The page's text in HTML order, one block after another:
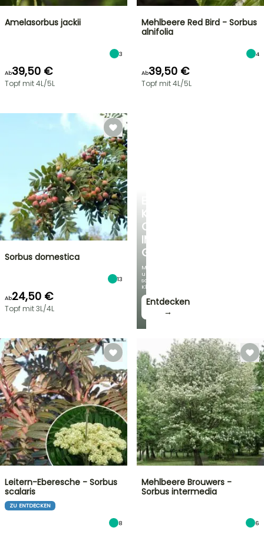
KÜHLE
OASE
IM
GARTEN
Mit
unseren
schönsten
Kletterpflanzen!
Entdecken
→
Amelasorbus jackii
3
Ab39,50 €
Topf mit 4L/5L
Mehlbeere Red Bird - Sorbus
alnifolia
4
Ab39,50 €
Topf mit 4L/5L
Sorbus domestica
13
Ab24,50 €
Topf mit 3L/4L
Leitern-Eberesche - Sorbus
scalaris
ZU ENTDECKEN
8
Mehlbeere Brouwers -
Sorbus intermedia
6